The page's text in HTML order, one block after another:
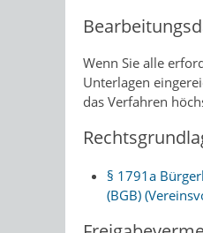
Wenn Sie alle
Unterlagen
das Verfahren
§ 1791a
(BGB)